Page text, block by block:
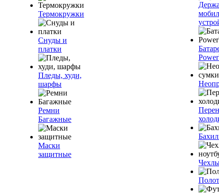
Термокружки
Снуды и
платки
Пледы, худи,
шарфы
Ремни
Багажные
Маски
защитные